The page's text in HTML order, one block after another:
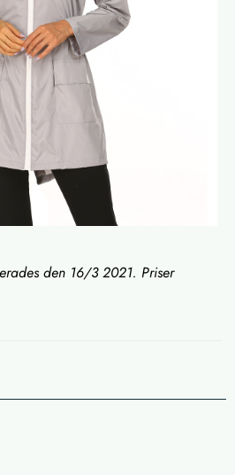
den 16/3 2021. Priser